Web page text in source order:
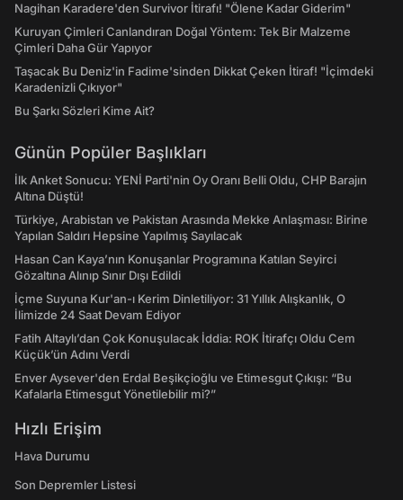
Nagihan Karadere'den Survivor İtirafı! "Ölene Kadar Giderim"
Kuruyan Çimleri Canlandıran Doğal Yöntem: Tek Bir Malzeme
Çimleri Daha Gür Yapıyor
Taşacak Bu Deniz'in Fadime'sinden Dikkat Çeken İtiraf! "İçimdeki
Karadenizli Çıkıyor"
Bu Şarkı Sözleri Kime Ait?
Günün Popüler Başlıkları
İlk Anket Sonucu: YENİ Parti'nin Oy Oranı Belli Oldu, CHP Barajın
Altına Düştü!
Türkiye, Arabistan ve Pakistan Arasında Mekke Anlaşması: Birine
Yapılan Saldırı Hepsine Yapılmış Sayılacak
Hasan Can Kaya’nın Konuşanlar Programına Katılan Seyirci
Gözaltına Alınıp Sınır Dışı Edildi
İçme Suyuna Kur'an-ı Kerim Dinletiliyor: 31 Yıllık Alışkanlık, O
İlimizde 24 Saat Devam Ediyor
Fatih Altaylı’dan Çok Konuşulacak İddia: ROK İtirafçı Oldu Cem
Küçük’ün Adını Verdi
Enver Aysever'den Erdal Beşikçioğlu ve Etimesgut Çıkışı: “Bu
Kafalarla Etimesgut Yönetilebilir mi?”
Hızlı Erişim
Hava Durumu
Son Depremler Listesi